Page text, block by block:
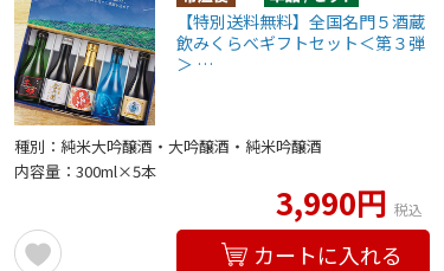
【特別送料無料】全国名門５酒蔵
飲みくらべギフトセット＜第３弾
＞ …
種別：純米大吟醸酒・大吟醸酒・純米吟醸酒
内容量：300ml×5本
3,990円 税込
カートに入れる